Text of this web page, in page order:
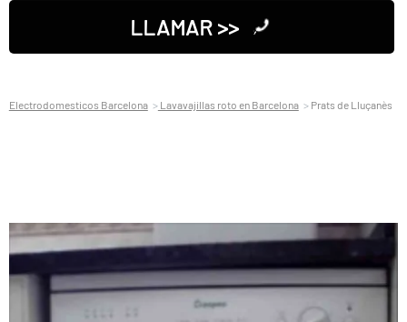
LLAMAR >>
Electrodomesticos Barcelona Lavavajillas roto en Barcelona Prats de Lluçanès